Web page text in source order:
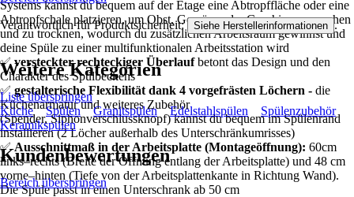
Systems kannst du bequem auf der Etage eine Abtropffläche oder eine
Abtropfschale platzieren, um Obst, Gemüse oder Geschirr zu waschen
und zu trocknen, wodurch du zusätzlichen Arbeitsraum gewinnst und
deine Spüle zu einer multifunktionalen Arbeitsstation wird
✅versteckter rechteckiger Überlaufbetont das Design und den
Charakter des Spülbeckens
✅ gestalterische Flexibilität dank 4 vorgefrästen Löchern - die
Küchenarmatur und weiteres Zubehör
(Spender, Siphonverschlussknopf) kannst du bequem im Spülenrand
installieren (2 Löcher außerhalb des Unterschränkumrisses)
✅Ausschnittmaß in der Arbeitsplatte (Montageöffnung): 60cm
links–rechts (Breite der Öffnung entlang der Arbeitsplatte) und 48 cm
vorne–hinten (Tiefe von der Arbeitsplattenkante in Richtung Wand).
Die Spüle passt in einen Unterschrank ab 50 cm
Verantwortlich für Produktsicherheit: Siehe Herstellerinformationen .
Weitere Kategorien
Liste überspringen
Küche
Spülen Granitspülen Edelstahlspülen
Spülenzubehör
Keramikspülen
Kundenbewertungen
Bereich überspringen